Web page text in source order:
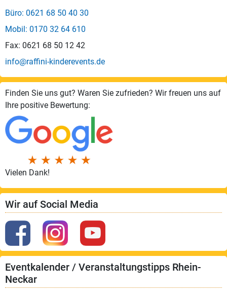
Partner/Links
Büro: 0621 68 50 40 30
Mobil: 0170 32 64 610
Fax: 0621 68 50 12 42
info@raffini-kinderevents.de
Finden Sie uns gut? Waren Sie zufrieden? Wir freuen uns auf
Ihre positive Bewertung:
Vielen Dank!
Wir auf Social Media
Eventkalender / Veranstaltungstipps Rhein-
Neckar